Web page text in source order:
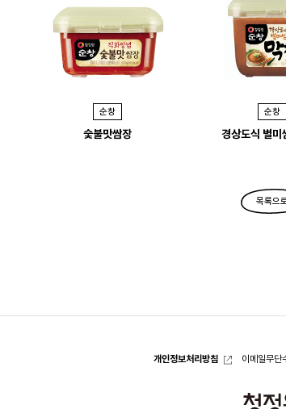
순창
숯불맛쌈장
순창
경상도식 별미
목록으
개인정보처리방침 이메일무단
청